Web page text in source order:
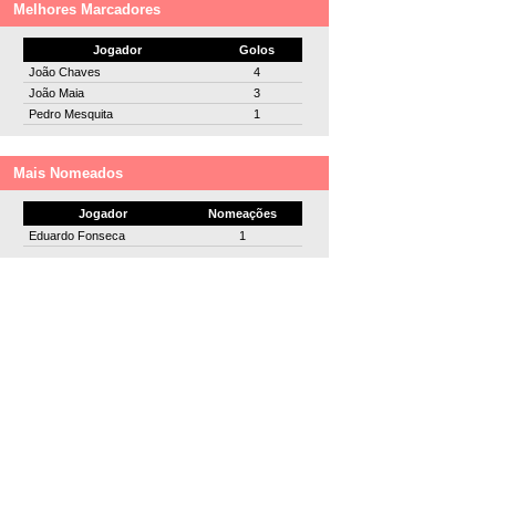
Melhores Marcadores
Jogador
Golos
João Chaves
4
João Maia
3
Pedro Mesquita
1
Mais Nomeados
Jogador
Nomeações
Eduardo Fonseca
1